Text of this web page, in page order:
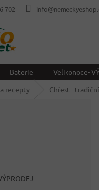
702
Baterie Velikonoce-
recepty Chřest -